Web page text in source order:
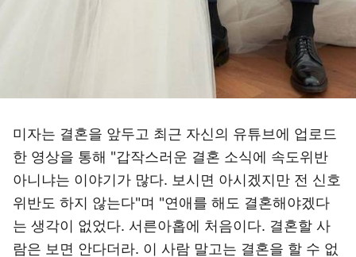
미자는 결혼을 앞두고 최근 자신의 유튜브에 업로드
한 영상을 통해 "갑작스러운 결혼 소식에 속도위반
아니냐는 이야기가 많다. 보시면 아시겠지만 전 신호
위반도 하지 않는다"며 "연애를 해도 결혼해야겠다
는 생각이 없었다. 서른아홉에 처음이다. 결혼할 사
람은 보면 안다더라. 이 사람 말고는 결혼을 할 수 없